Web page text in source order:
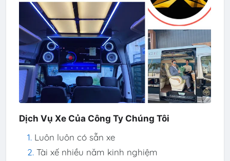
Dịch Vụ Xe Của Công Ty Chúng Tôi
Luôn luôn có sẵn xe
Tài xế nhiều năm kinh nghiệm